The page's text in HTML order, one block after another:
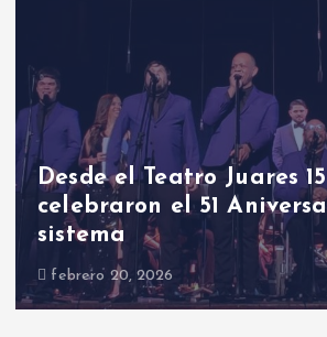
Desde el Teatro Juares
celebraron el 51
sistema
febrero 20, 2026